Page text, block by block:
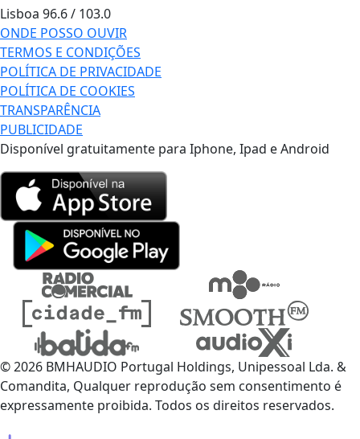
Lisboa 96.6 / 103.0
ONDE POSSO OUVIR
TERMOS E CONDIÇÕES
POLÍTICA DE PRIVACIDADE
POLÍTICA DE COOKIES
TRANSPARÊNCIA
PUBLICIDADE
Disponível gratuitamente para Iphone, Ipad e Android
© 2026 BMHAUDIO Portugal Holdings, Unipessoal Lda. &
Comandita, Qualquer reprodução sem consentimento é
expressamente proibida. Todos os direitos reservados.